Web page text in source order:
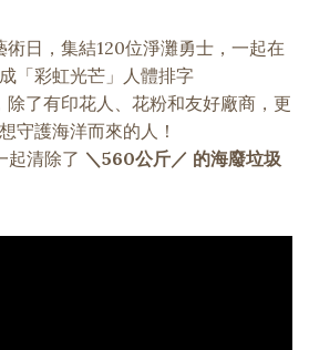
日，集結120位淨灘勇士，一起在
「彩虹光芒」人體排字
了有印花人、花粉和友好廠商，更
守護海洋而來的人！
起清除了 ＼560公斤／ 的海廢垃圾